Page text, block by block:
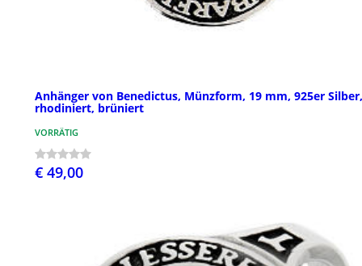
Anhänger von Benedictus, Münzform, 19 mm, 925er Silber,
rhodiniert, brüniert
VORRÄTIG
€ 49,00